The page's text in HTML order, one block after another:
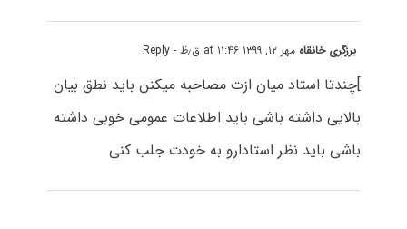
برزگری خانقاه مهر ۱۲, ۱۳۹۹ at ۱۱:۴۶ ق٫ظ - Reply
]چندتا استاد میان ازت مصاحبه میکنن باید نطق بیان
بالایی داشته باشی باید اطلاعات عمومی خوبی داشته
باشی باید نظر استادارو به خودت جلب کنی